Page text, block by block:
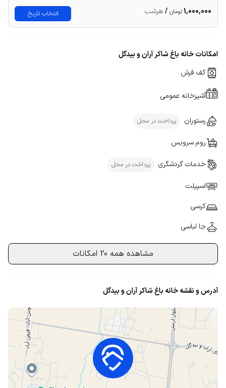
1,000,000تومان /هرشب انتخاب تاریخ
امکانات خانه باغ شاکر آران و بیدگل
کف فرش
آشپزخانه عمومی
رستوران پرداخت در محل
روم سرویس
خدمات گردشگری پرداخت در محل
اسپیلت
کرسی
جا لباسی
مشاهده همه 20 امکانات
آدرس و نقشه خانه باغ شاکر آران و بیدگل